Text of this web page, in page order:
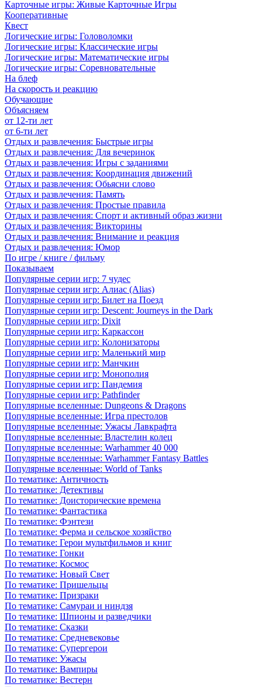
Карточные игры: Живые Карточные Игры
Кооперативные
Квест
Логические игры: Головоломки
Логические игры: Классические игры
Логические игры: Математические игры
Логические игры: Соревновательные
На блеф
На скорость и реакцию
Обучающие
Объясняем
от 12-ти лет
от 6-ти лет
Отдых и развлечения: Быстрые игры
Отдых и развлечения: Для вечеринок
Отдых и развлечения: Игры с заданиями
Отдых и развлечения: Координация движений
Отдых и развлечения: Обьясни слово
Отдых и развлечения: Память
Отдых и развлечения: Простые правила
Отдых и развлечения: Спорт и активный образ жизни
Отдых и развлечения: Викторины
Отдых и развлечения: Внимание и реакция
Отдых и развлечения: Юмор
По игре / книге / фильму
Показываем
Популярные серии игр: 7 чудес
Популярные серии игр: Алиас (Alias)
Популярные серии игр: Билет на Поезд
Популярные серии игр: Descent: Journeys in the Dark
Популярные серии игр: Dixit
Популярные серии игр: Каркассон
Популярные серии игр: Колонизаторы
Популярные серии игр: Маленький мир
Популярные серии игр: Манчкин
Популярные серии игр: Монополия
Популярные серии игр: Пандемия
Популярные серии игр: Pathfinder
Популярные вселенные: Dungeons & Dragons
Популярные вселенные: Игра престолов
Популярные вселенные: Ужасы Лавкрафта
Популярные вселенные: Властелин колец
Популярные вселенные: Warhammer 40 000
Популярные вселенные: Warhammer Fantasy Battles
Популярные вселенные: World of Tanks
По тематике: Античность
По тематике: Детективы
По тематике: Доисторические времена
По тематике: Фантастика
По тематике: Фэнтези
По тематике: Ферма и сельское хозяйство
По тематике: Герои мультфильмов и книг
По тематике: Гонки
По тематике: Космос
По тематике: Новый Свет
По тематике: Пришельцы
По тематике: Призраки
По тематике: Самураи и ниндзя
По тематике: Шпионы и разведчики
По тематике: Сказки
По тематике: Средневековье
По тематике: Супергерои
По тематике: Ужасы
По тематике: Вампиры
По тематике: Вестерн